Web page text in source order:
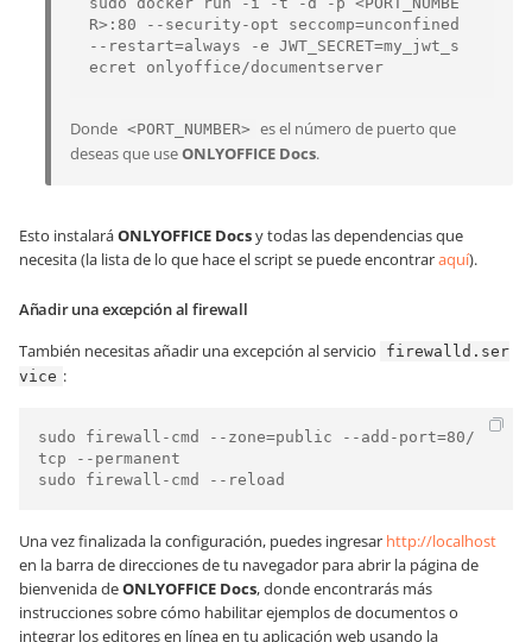
R>:80 --security-opt seccomp=unconfined
--restart=always -e JWT_SECRET=my_jwt_s
ecret onlyoffice/documentserver
Donde <PORT_NUMBER> es el número de puerto que
deseas que useONLYOFFICE Docs.
Esto instalaráONLYOFFICE Docsy todas las dependencias que
necesita (la lista de lo que hace el script se puede encontraraquí).
Añadir una excepción al firewall
También necesitas añadir una excepción al servicio
firewalld.ser
vice :
sudo firewall-cmd --zone=public --add-port=80/
tcp --permanent
sudo firewall-cmd --reload
Una vez finalizada la configuración, puedes ingresar http://localhost
en la barra de direcciones de tu navegador para abrir la página de
bienvenida deONLYOFFICE Docs, donde encontrarás más
instrucciones sobre cómo habilitar ejemplos de documentos o
integrar los editores en línea en tu aplicación web usando la